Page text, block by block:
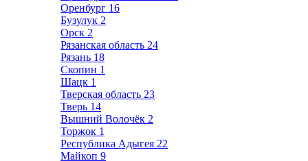
Оренбург 16
Бузулук 2
Орск 2
Рязанская область 24
Рязань 18
Скопин 1
Шацк 1
Тверская область 23
Тверь 14
Вышний Волочёк 2
Торжок 1
Республика Адыгея 22
Майкоп 9